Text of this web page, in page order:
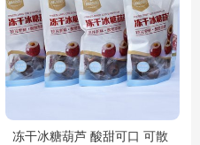
冻干冰糖葫芦 酸甜可口 可散